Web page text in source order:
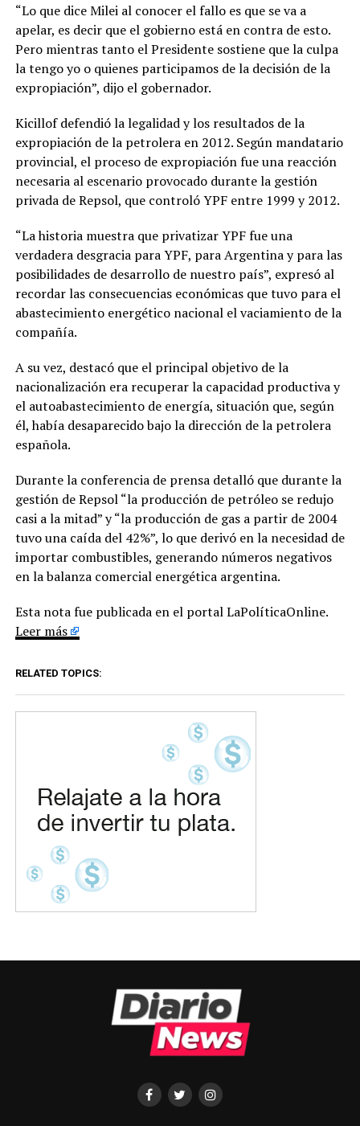
“Lo que dice Milei al conocer el fallo es que se va a
apelar, es decir que el gobierno está en contra de esto.
Pero mientras tanto el Presidente sostiene que la culpa
la tengo yo o quienes participamos de la decisión de la
expropiación”, dijo el gobernador.
Kicillof defendió la legalidad y los resultados de la
expropiación de la petrolera en 2012. Según mandatario
provincial, el proceso de expropiación fue una reacción
necesaria al escenario provocado durante la gestión
privada de Repsol, que controló YPF entre 1999 y 2012.
“La historia muestra que privatizar YPF fue una
verdadera desgracia para YPF, para Argentina y para las
posibilidades de desarrollo de nuestro país”, expresó al
recordar las consecuencias económicas que tuvo para el
abastecimiento energético nacional el vaciamiento de la
compañía.
A su vez, destacó que el principal objetivo de la
nacionalización era recuperar la capacidad productiva y
el autoabastecimiento de energía, situación que, según
él, había desaparecido bajo la dirección de la petrolera
española.
Durante la conferencia de prensa detalló que durante la
gestión de Repsol “la producción de petróleo se redujo
casi a la mitad” y “la producción de gas a partir de 2004
tuvo una caída del 42%”, lo que derivó en la necesidad de
importar combustibles, generando números negativos
en la balanza comercial energética argentina.
Esta nota fue publicada en el portal LaPolíticaOnline.
Leer más
RELATED TOPICS: